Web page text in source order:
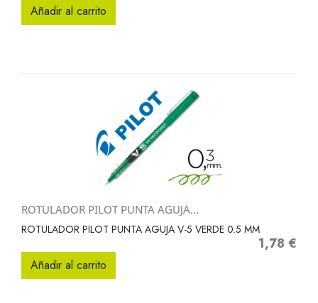
Añadir al carrito
ROTULADOR PILOT PUNTA AGUJA...
ROTULADOR PILOT PUNTA AGUJA V-5 VERDE 0.5 MM
Precio
1,78 €
Añadir al carrito